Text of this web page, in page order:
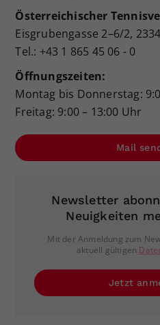
Österreichischer
Eisgrubengasse 2–6/2,
Tel.: +43 1 865 45 06 - 0
Öffnungszeiten:
Montag bis Donnerstag:
Freitag: 9:00 – 13:00 Uhr
Mail
Newsletter
Neuigkeiten
Mit der Anmeldung zum
aktuell gültigen
Jetzt